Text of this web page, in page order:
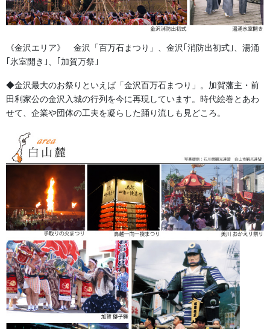
幕・のぼり
生地
足袋,腹掛・股引、手拭
お知らせ
2026年8月
2026年7月
2026年6月
2026年5月
2026年2月
2025年7月
2025年6月
2025年5月
《金沢エリア》 金沢「百万石まつり」、金沢｢消防出初式｣、湯涌
｢氷室開き｣、｢加賀万祭｣
◆金沢最大のお祭りといえば「金沢百万石まつり」。加賀藩主・前
田利家公の金沢入城の行列を今に再現しています。時代絵巻とあわ
せて、企業や団体の工夫を凝らした踊り流しも見どころ。